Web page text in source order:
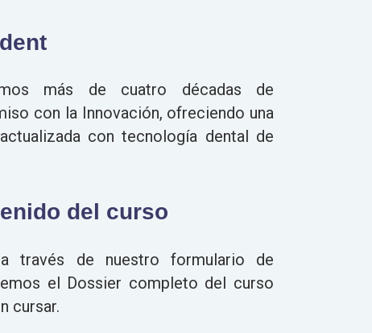
más de cuatro décadas de
con la Innovación, ofreciendo una
con tecnología dental de
del curso
través de nuestro formulario de
el Dossier completo del curso
cursar.